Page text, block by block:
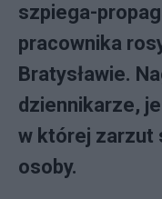
szpiega-
pracownika
Bratysławie.
dziennikarze,
w której zarzut
osoby.